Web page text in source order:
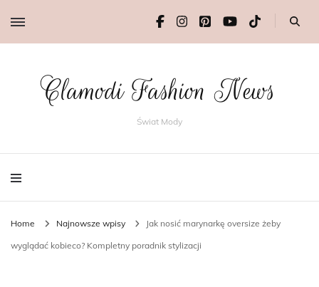
Clamodi Fashion News
Świat Mody
Home Najnowsze wpisy Jak nosić marynarkę oversize żeby
wyglądać kobieco? Kompletny poradnik stylizacji